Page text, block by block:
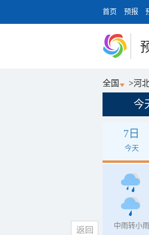
首页 预报
全国 >河
今
7日
今天
中雨转小雨